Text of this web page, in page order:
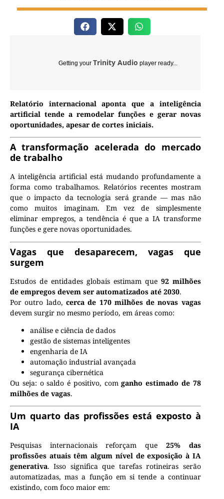
Getting your Trinity Audio player ready...
Relatório internacional aponta que a inteligência
artificial tende a remodelar funções e gerar novas
oportunidades, apesar de cortes iniciais.
A transformação acelerada do mercado
de trabalho
A inteligência artificial está mudando profundamente a
forma como trabalhamos. Relatórios recentes mostram
que o impacto da tecnologia será grande — mas não
como muitos imaginam. Em vez de simplesmente
eliminar empregos, a tendência é que a IA transforme
funções e gere novas oportunidades.
Vagas que desaparecem, vagas que
surgem
Estudos de entidades globais estimam que 92 milhões
de empregos devem ser automatizados até 2030.
Por outro lado, cerca de 170 milhões de novas vagas
devem surgir no mesmo período, em áreas como:
análise e ciência de dados
gestão de sistemas inteligentes
engenharia de IA
automação industrial avançada
segurança cibernética
Ou seja: o saldo é positivo, comganho estimado de 78
milhões de vagas.
Um quarto das profissões está exposto à
IA
Pesquisas internacionais reforçam que 25% das
profissões atuais têm algum nível de exposição à IA
generativa. Isso significa que tarefas rotineiras serão
automatizadas, mas a função em si tende a continuar
existindo, com foco maior em: